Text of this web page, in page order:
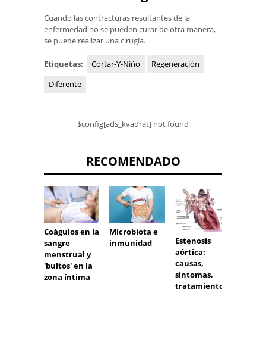
Cuando las contracturas resultantes de la
enfermedad no se pueden curar de otra manera,
se puede realizar una cirugía.
Etiquetas: Cortar-Y-Niño
Regeneración
Diferente
$config[ads_kvadrat] not found
RECOMENDADO
Coágulos en la
sangre
menstrual y
'bultos' en la
zona íntima
Microbiota e
inmunidad
Estenosis
aórtica:
causas,
síntomas,
tratamiento